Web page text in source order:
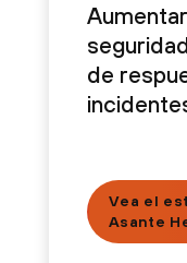
de
Vea el
Asante